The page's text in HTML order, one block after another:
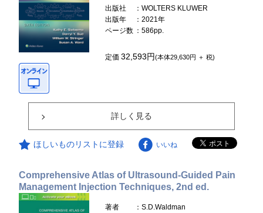
出版社
：WOLTERS KLUWER
出版年
：2021年
ページ数 ：586pp.
定価32,593円(本体29,630円 ＋ 税)
詳しく見る
ほしいものリストに登録 いいね
Comprehensive Atlas of Ultrasound-Guided Pain
Management Injection Techniques, 2nd ed.
著者
：S.D.Waldman